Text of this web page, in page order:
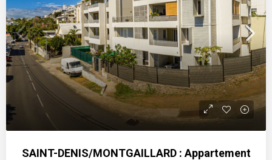
SAINT-DENIS/MONTGAILLARD : Appartement